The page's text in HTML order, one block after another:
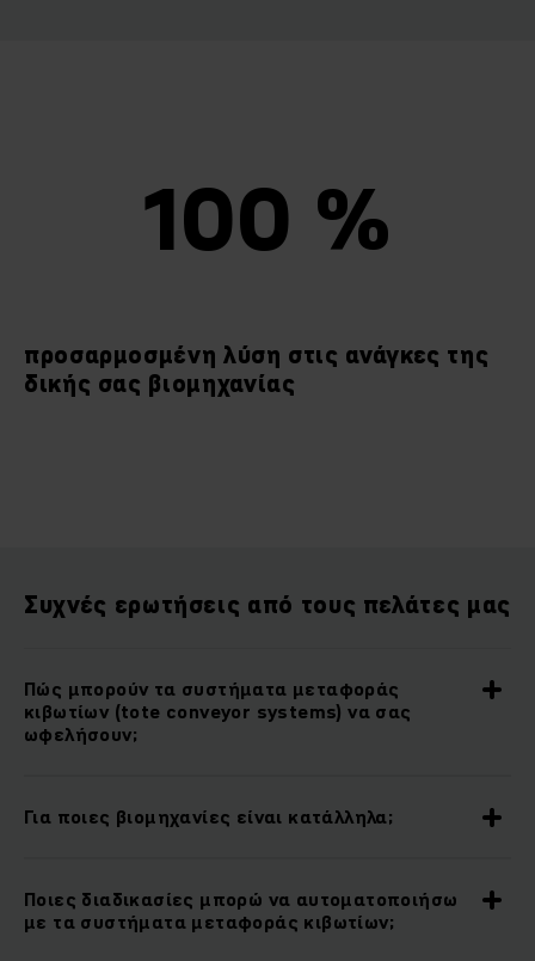
100 %
προσαρμοσμένη λύση στις ανάγκες της
δικής σας βιομηχανίας
Συχνές ερωτήσεις από τους πελάτες μας
Πώς μπορούν τα συστήματα μεταφοράς
κιβωτίων (tote conveyor systems) να σας
ωφελήσουν;
Για ποιες βιομηχανίες είναι κατάλληλα;
Ποιες διαδικασίες μπορώ να αυτοματοποιήσω
με τα συστήματα μεταφοράς κιβωτίων;